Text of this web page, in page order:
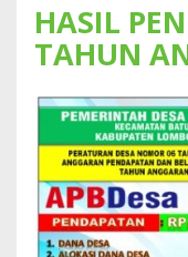
HASIL
TAHUN